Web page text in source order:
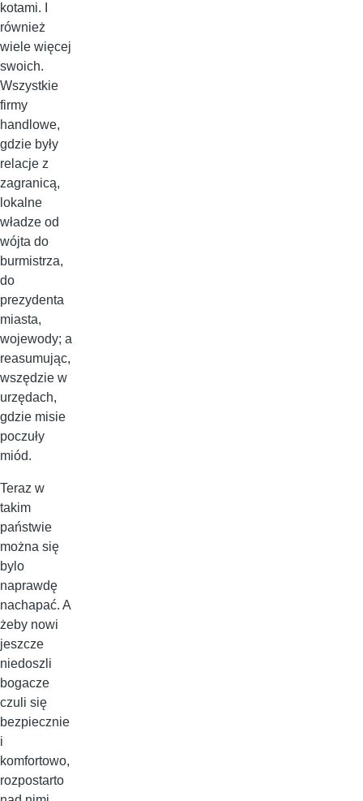
kotami. I
również
wiele więcej
swoich.
Wszystkie
firmy
handlowe,
gdzie były
relacje z
zagranicą,
lokalne
władze od
wójta do
burmistrza,
do
prezydenta
miasta,
wojewody; a
reasumując,
wszędzie w
urzędach,
gdzie misie
poczuły
miód.
Teraz w
takim
państwie
można się
bylo
naprawdę
nachapać. A
żeby nowi
jeszcze
niedoszli
bogacze
czuli się
bezpiecznie
i
komfortowo,
rozpostarto